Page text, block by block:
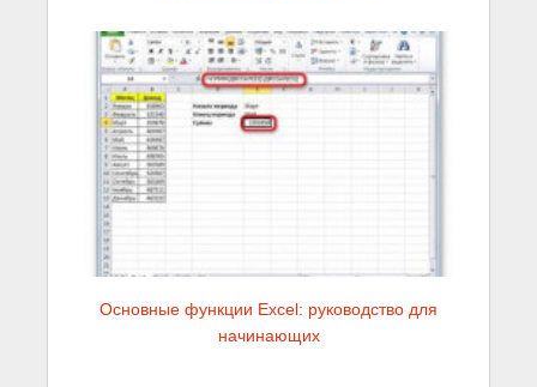
Основные функции Excel: руководство для
начинающих